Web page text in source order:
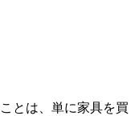
とは、単に家具を買